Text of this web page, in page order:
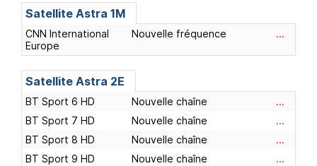
Satellite Astra 1M
CNN International
Europe
Nouvelle fréquence ...
Satellite Astra 2E
BT Sport 6 HD Nouvelle chaîne
...
BT Sport 7 HD
Nouvelle chaîne
...
BT Sport 8 HD
Nouvelle chaîne
...
BT Sport 9 HD
Nouvelle chaîne
...